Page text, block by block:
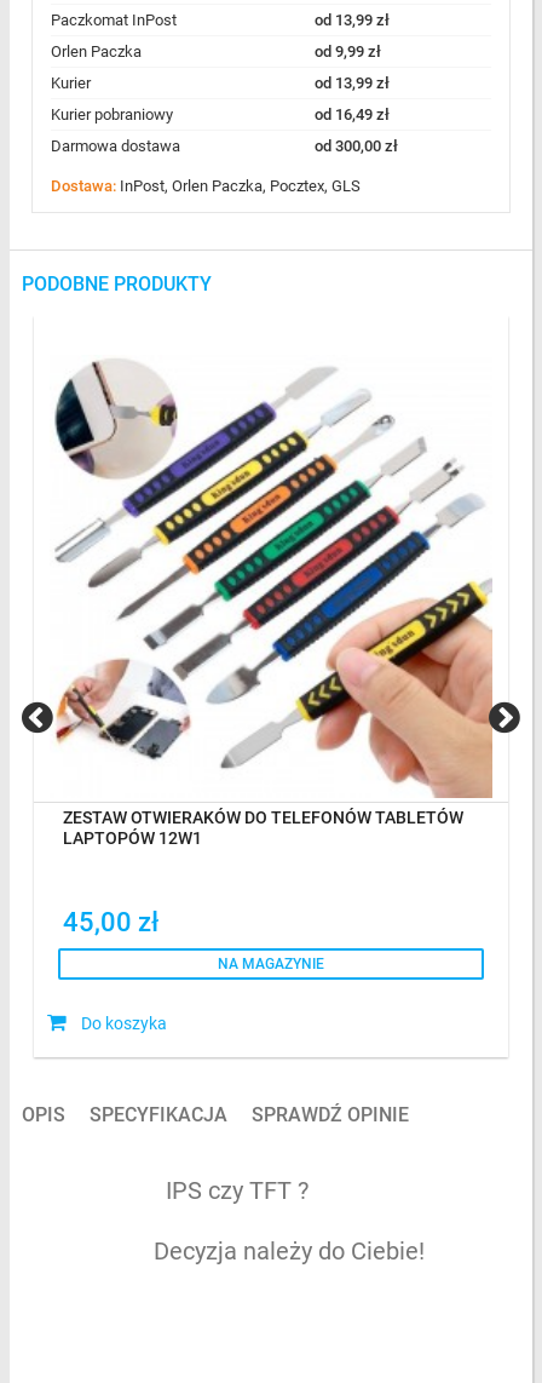
Paczkomat InPost
od 13,99 zł
Orlen Paczka
od 9,99 zł
Kurier
od 13,99 zł
Kurier pobraniowy
od 16,49 zł
Darmowa dostawa
od 300,00 zł
Dostawa: InPost, Orlen Paczka, Pocztex, GLS
PODOBNE PRODUKTY
ZESTAW OTWIERAKÓW DO TELEFONÓW TABLETÓW
LAPTOPÓW 12W1
45,00 zł
NA MAGAZYNIE
Do koszyka
OPIS SPECYFIKACJA SPRAWDŹ OPINIE
IPS czy TFT ?
Decyzja należy do Ciebie!